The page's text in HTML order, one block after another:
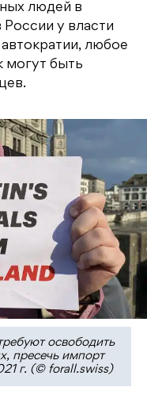
людей в
у власти
любое
могут быть
освободить
пресечь импорт
г. (© forall.swiss)